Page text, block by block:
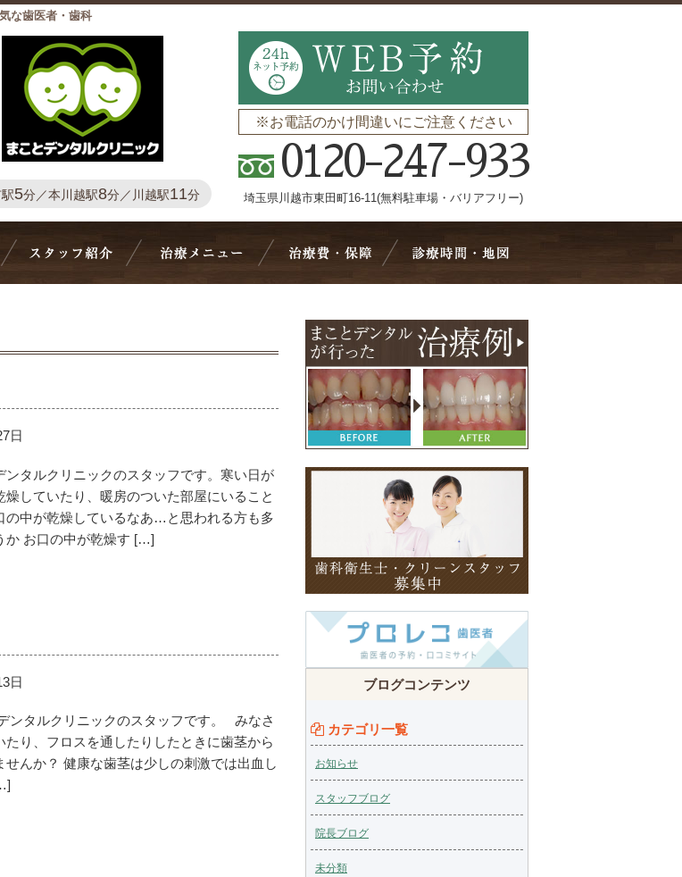
な歯医者・歯科
5分／本川越駅8分／川越駅11分
※お電話のかけ間違いにご注意ください
0120-247-933
埼玉県川越市東田町16-11(無料駐車場・バリアフリー)
抜かない・削らない スタッフ紹介 治療メニュー 治療費・保証
日
ンタルクリニックのスタッフです。寒い日が
していたり、暖房のついた部屋にいること
の中が乾燥しているなあ…と思われる方も多
か お口の中が乾燥す […]
日
ンタルクリニックのスタッフです。 みなさ
たり、フロスを通したりしたときに歯茎から
せんか？ 健康な歯茎は少しの刺激では出血し
ブログコンテンツ
カテゴリ一覧
お知らせ
スタッフブログ
院長ブログ
未分類